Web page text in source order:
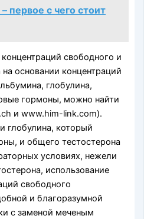
первое с чего стоит
свободного и
основании концентраций
глобулина,
гормоны, можно найти
и www.him-link.com).
глобулина, который
и общего тестостерона
условиях, нежели
использование
свободного
и благоразумной
с заменой меченым